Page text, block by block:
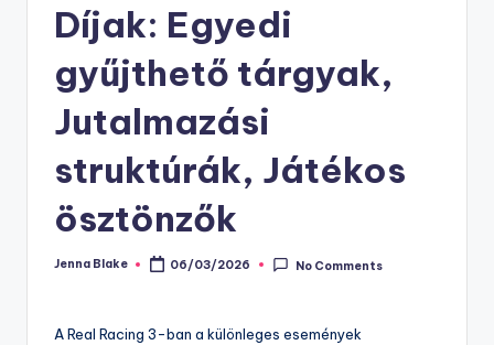
Díjak: Egyedi
gyűjthető tárgyak,
Jutalmazási
struktúrák, Játékos
ösztönzők
Posted
Jenna Blake 06/03/2026 No Comments
A Real Racing 3-ban a különleges események